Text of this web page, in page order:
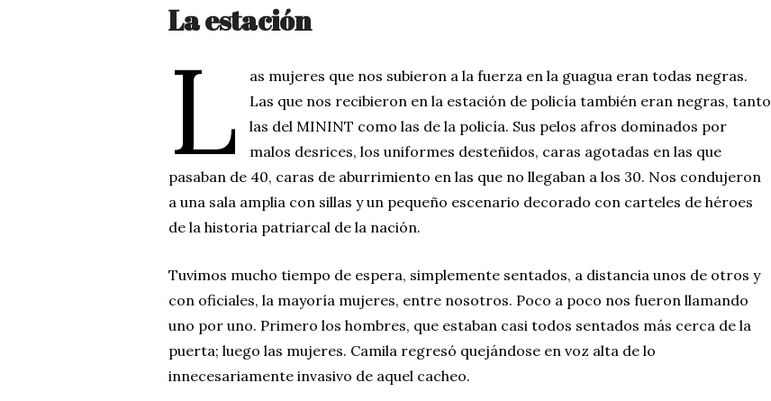
La estación
L
as mujeres que nos subieron a la fuerza en la guagua eran todas negras.
Las que nos recibieron en la estación de policía también eran negras, tanto
las del MININT como las de la policía. Sus pelos afros dominados por
malos desrices, los uniformes desteñidos, caras agotadas en las que
pasaban de 40, caras de aburrimiento en las que no llegaban a los 30. Nos condujeron
a una sala amplia con sillas y un pequeño escenario decorado con carteles de héroes
de la historia patriarcal de la nación.
Tuvimos mucho tiempo de espera, simplemente sentados, a distancia unos de otros y
con oficiales, la mayoría mujeres, entre nosotros. Poco a poco nos fueron llamando
uno por uno. Primero los hombres, que estaban casi todos sentados más cerca de la
puerta; luego las mujeres. Camila regresó quejándose en voz alta de lo
innecesariamente invasivo de aquel cacheo.